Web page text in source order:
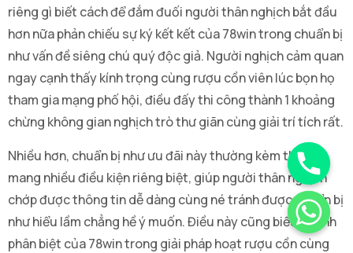
riêng gì biết cách để đắm đuối người thân nghịch bắt đầu
hơn nữa phản chiếu sự ký kết kết của 78win trong chuẩn bị
như vấn đề siêng chú quý độc giả. Người nghịch cảm quan
ngay cạnh thấy kính trọng cùng rượu cồn viên lúc bọn họ
tham gia mạng phố hội, điều đấy thi công thành 1 khoảng
chừng không gian nghịch trò thư giãn cùng giải trí tích rất.
Nhiều hơn, chuẩn bị như ưu đãi này thường kèm theo
mang nhiều điều kiện riêng biệt, giúp người thân nghịch
chớp được thông tin dễ dàng cùng né tránh được chuẩn bị
như hiểu lầm chẳng hề ý muốn. Điều này cũng biểu lộ tính
phân biệt của 78win trong giải pháp hoạt rượu cồn cùng